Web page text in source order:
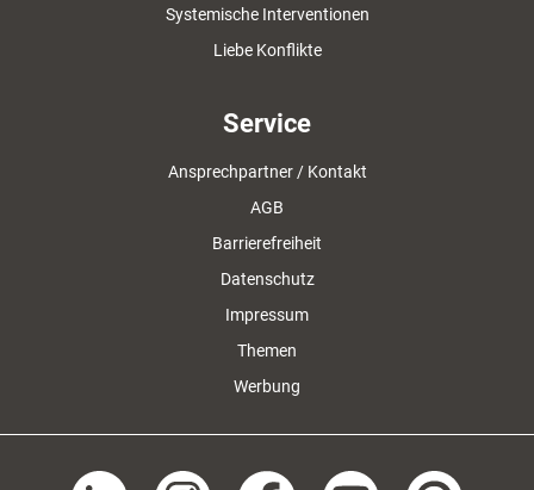
Systemische Interventionen
Liebe Konflikte
Service
Ansprechpartner / Kontakt
AGB
Barrierefreiheit
Datenschutz
Impressum
Themen
Werbung